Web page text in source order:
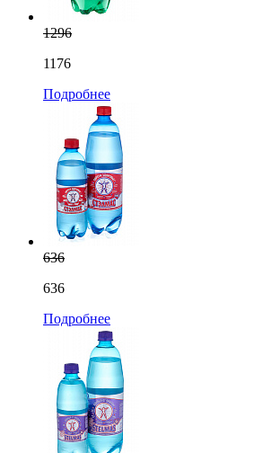
1296
1176
Подробнее
636
636
Подробнее